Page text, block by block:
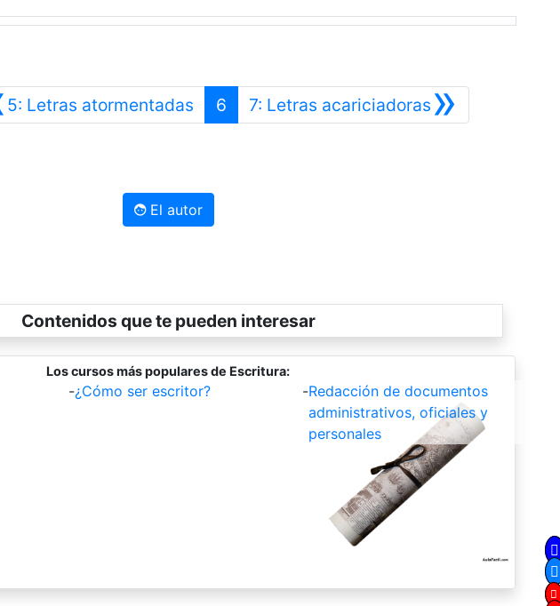
5: Letras atormentadasAnterior
6 »
7: Letras acariciadorasSiguiente
El autor
Contenidos que te pueden interesar
Los cursos más populares de Escritura:
-¿Cómo ser escritor? -Redacción de documentos
administrativos, oficiales y
personales